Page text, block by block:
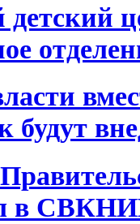
детский
будут
в